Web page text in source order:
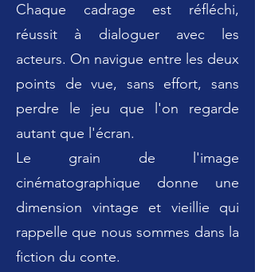
Chaque cadrage est réfléchi,
réussit à dialoguer avec les
acteurs. On navigue entre les deux
points de vue, sans effort, sans
perdre le jeu que l'on regarde
autant que l'écran.
Le grain de l'image
cinématographique donne une
dimension vintage et vieillie qui
rappelle que nous sommes dans la
fiction du conte.